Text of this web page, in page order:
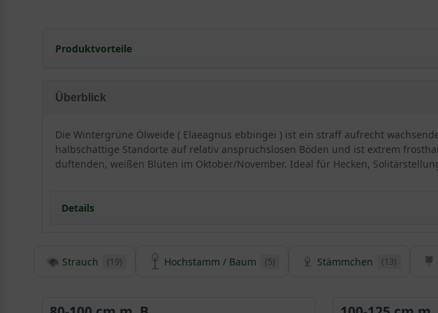
Produktvorteile
sehr langlebig und pflegeleicht
erstaunlich gut
sehr schnittverträglich
geringer Jahreszuwachs
Überblick
Die Wintergrüne Ölweide ( Elaeagnus ebbingei ) ist ein straff aufrecht
halbschattige Standorte auf relativ anspruchslosen Böden und ist extrem
duftenden, weißen Blüten im Oktober/November. Ideal für Hecken,
Details
Detaillierte Informationen Wintergrüne Ölweide / Elaeagnus ebbingei
hervorragend, um als mittelhohe Heckenpflanze, die bis zu 3 m Wuchshöhe
Strauch (19) Hochstamm / Baum (5) Stämmchen (13)